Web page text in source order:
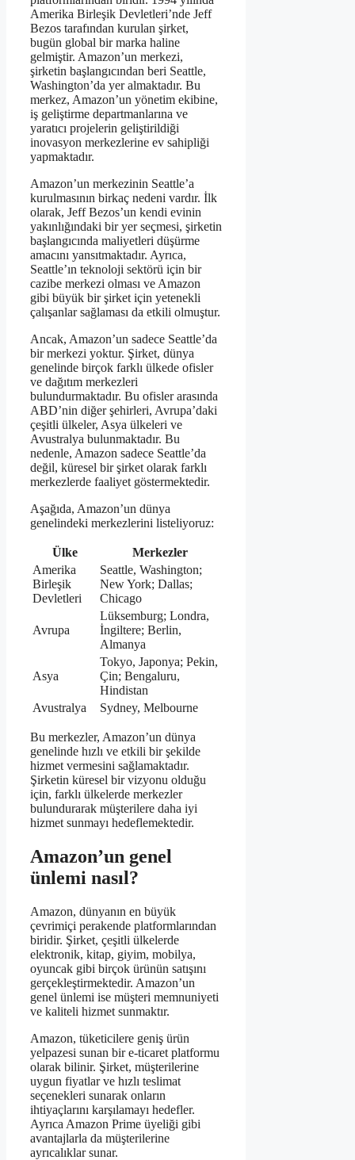
Amerika Birleşik Devletleri’nde Jeff
Bezos tarafından kurulan şirket,
bugün global bir marka haline
gelmiştir. Amazon’un merkezi,
şirketin başlangıcından beri Seattle,
Washington’da yer almaktadır. Bu
merkez, Amazon’un yönetim ekibine,
iş geliştirme departmanlarına ve
yaratıcı projelerin geliştirildiği
inovasyon merkezlerine ev sahipliği
yapmaktadır.
Amazon’un merkezinin Seattle’a
kurulmasının birkaç nedeni vardır. İlk
olarak, Jeff Bezos’un kendi evinin
yakınlığındaki bir yer seçmesi, şirketin
başlangıcında maliyetleri düşürme
amacını yansıtmaktadır. Ayrıca,
Seattle’ın teknoloji sektörü için bir
cazibe merkezi olması ve Amazon
gibi büyük bir şirket için yetenekli
çalışanlar sağlaması da etkili olmuştur.
Ancak, Amazon’un sadece Seattle’da
bir merkezi yoktur. Şirket, dünya
genelinde birçok farklı ülkede ofisler
ve dağıtım merkezleri
bulundurmaktadır. Bu ofisler arasında
ABD’nin diğer şehirleri, Avrupa’daki
çeşitli ülkeler, Asya ülkeleri ve
Avustralya bulunmaktadır. Bu
nedenle, Amazon sadece Seattle’da
değil, küresel bir şirket olarak farklı
merkezlerde faaliyet göstermektedir.
Aşağıda, Amazon’un dünya
genelindeki merkezlerini listeliyoruz:
Ülke
Merkezler
Amerika
Birleşik
Devletleri
Seattle, Washington;
New York; Dallas;
Chicago
Avrupa
Lüksemburg; Londra,
İngiltere; Berlin,
Almanya
Asya
Tokyo, Japonya; Pekin,
Çin; Bengaluru,
Hindistan
Avustralya
Sydney, Melbourne
Bu merkezler, Amazon’un dünya
genelinde hızlı ve etkili bir şekilde
hizmet vermesini sağlamaktadır.
Şirketin küresel bir vizyonu olduğu
için, farklı ülkelerde merkezler
bulundurarak müşterilere daha iyi
hizmet sunmayı hedeflemektedir.
Amazon’un genel
ünlemi nasıl?
Amazon, dünyanın en büyük
çevrimiçi perakende platformlarından
biridir. Şirket, çeşitli ülkelerde
elektronik, kitap, giyim, mobilya,
oyuncak gibi birçok ürünün satışını
gerçekleştirmektedir. Amazon’un
genel ünlemi ise müşteri memnuniyeti
ve kaliteli hizmet sunmaktır.
Amazon, tüketicilere geniş ürün
yelpazesi sunan bir e-ticaret platformu
olarak bilinir. Şirket, müşterilerine
uygun fiyatlar ve hızlı teslimat
seçenekleri sunarak onların
ihtiyaçlarını karşılamayı hedefler.
Ayrıca Amazon Prime üyeliği gibi
avantajlarla da müşterilerine
ayrıcalıklar sunar.